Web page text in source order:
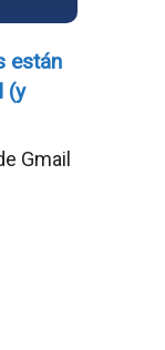
están
(y
Gmail